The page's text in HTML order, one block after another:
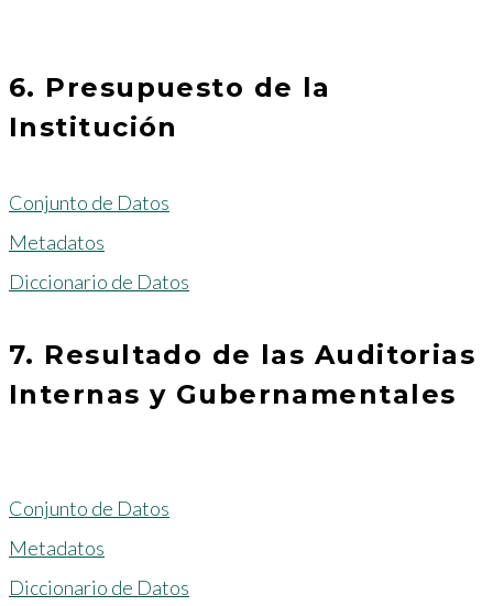
6. Presupuesto de la
Institución
Conjunto de Datos
Metadatos
Diccionario de Datos
7. Resultado de las Auditorias
Internas y Gubernamentales
Conjunto de Datos
Metadatos
Diccionario de Datos